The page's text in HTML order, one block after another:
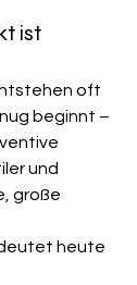
ist
oft
beginnt –
und
große
heute